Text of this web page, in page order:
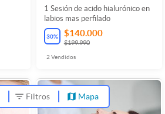
1 Sesión de acido hialurónico en
labios mas perfilado
30% $140.000
$199.990
2 Vendidos
Filtros Mapa